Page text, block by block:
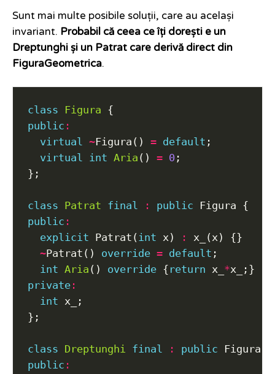
Sunt mai multe posibile soluții, care au același
invariant. Probabil că ceea ce îți dorești e un
Dreptunghi și un Patrat care derivă direct din
FiguraGeometrica.
class Figura
public :
virtual ~Figura() = default
virtual int Aria () = 0
class Patrat final : public
public :
explicit Patrat( int x) :
~Patrat() override = default
int Aria () override { return x_ *
private :
int
class Dreptunghi final : public
public :